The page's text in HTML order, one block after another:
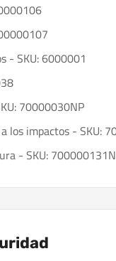
- SKU: 6000001
70000030NP
los impactos - SKU:
- SKU: